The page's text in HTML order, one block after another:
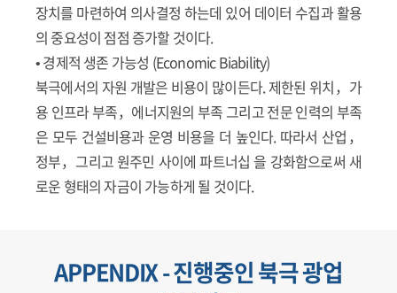
장치를 마련하여 의사결정 하는데 있어 데이터 수집과 활용
의 중요성이 점점 증가할 것이다.
• 경제적 생존 가능성 (Economic Biability)
북극에서의 자원 개발은 비용이 많이든다. 제한된 위치，가
용 인프라 부족，에너지원의 부족 그리고 전문 인력의 부족
은 모두 건설비용과 운영 비용을 더 높인다. 따라서 산업，
정부，그리고 원주민 사이에 파트너십 을 강화함으로써 새
로운 형태의 자금이 가능하게 될 것이다.
APPENDIX - 진행중인 북극 광업